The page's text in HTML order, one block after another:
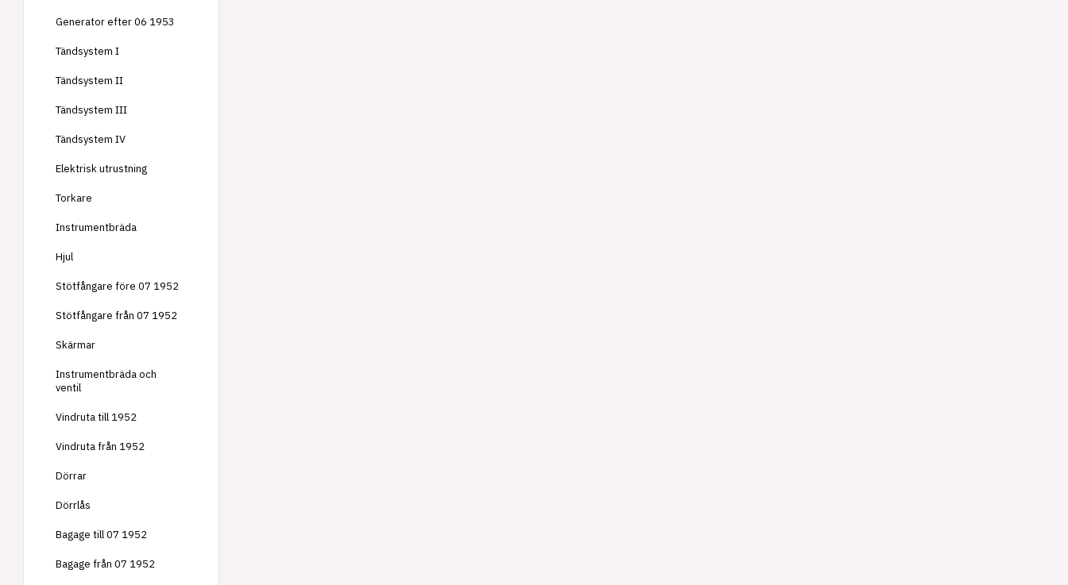
Generator efter 06 1953
Tändsystem I
Tändsystem II
Tändsystem III
Tändsystem IV
Elektrisk utrustning
Torkare
Instrumentbräda
Hjul
Stötfångare före 07 1952
Stötfångare från 07 1952
Skärmar
Instrumentbräda och
ventil
Vindruta till 1952
Vindruta från 1952
Dörrar
Dörrlås
Bagage till 07 1952
Bagage från 07 1952